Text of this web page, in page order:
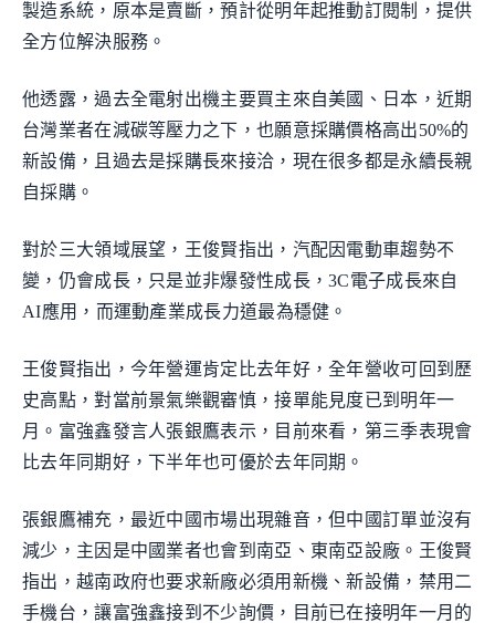
製造系統，原本是賣斷，預計從明年起推動訂閱制，提供
全方位解決服務。
他透露，過去全電射出機主要買主來自美國、日本，近期
台灣業者在減碳等壓力之下，也願意採購價格高出50%的
新設備，且過去是採購長來接洽，現在很多都是永續長親
自採購。
對於三大領域展望，王俊賢指出，汽配因電動車趨勢不
變，仍會成長，只是並非爆發性成長，3C電子成長來自
AI應用，而運動產業成長力道最為穩健。
王俊賢指出，今年營運肯定比去年好，全年營收可回到歷
史高點，對當前景氣樂觀審慎，接單能見度已到明年一
月。富強鑫發言人張銀鷹表示，目前來看，第三季表現會
比去年同期好，下半年也可優於去年同期。
張銀鷹補充，最近中國市場出現雜音，但中國訂單並沒有
減少，主因是中國業者也會到南亞、東南亞設廠。王俊賢
指出，越南政府也要求新廠必須用新機、新設備，禁用二
手機台，讓富強鑫接到不少詢價，目前已在接明年一月的